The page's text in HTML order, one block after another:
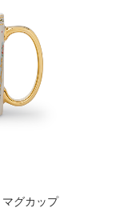
グカップ